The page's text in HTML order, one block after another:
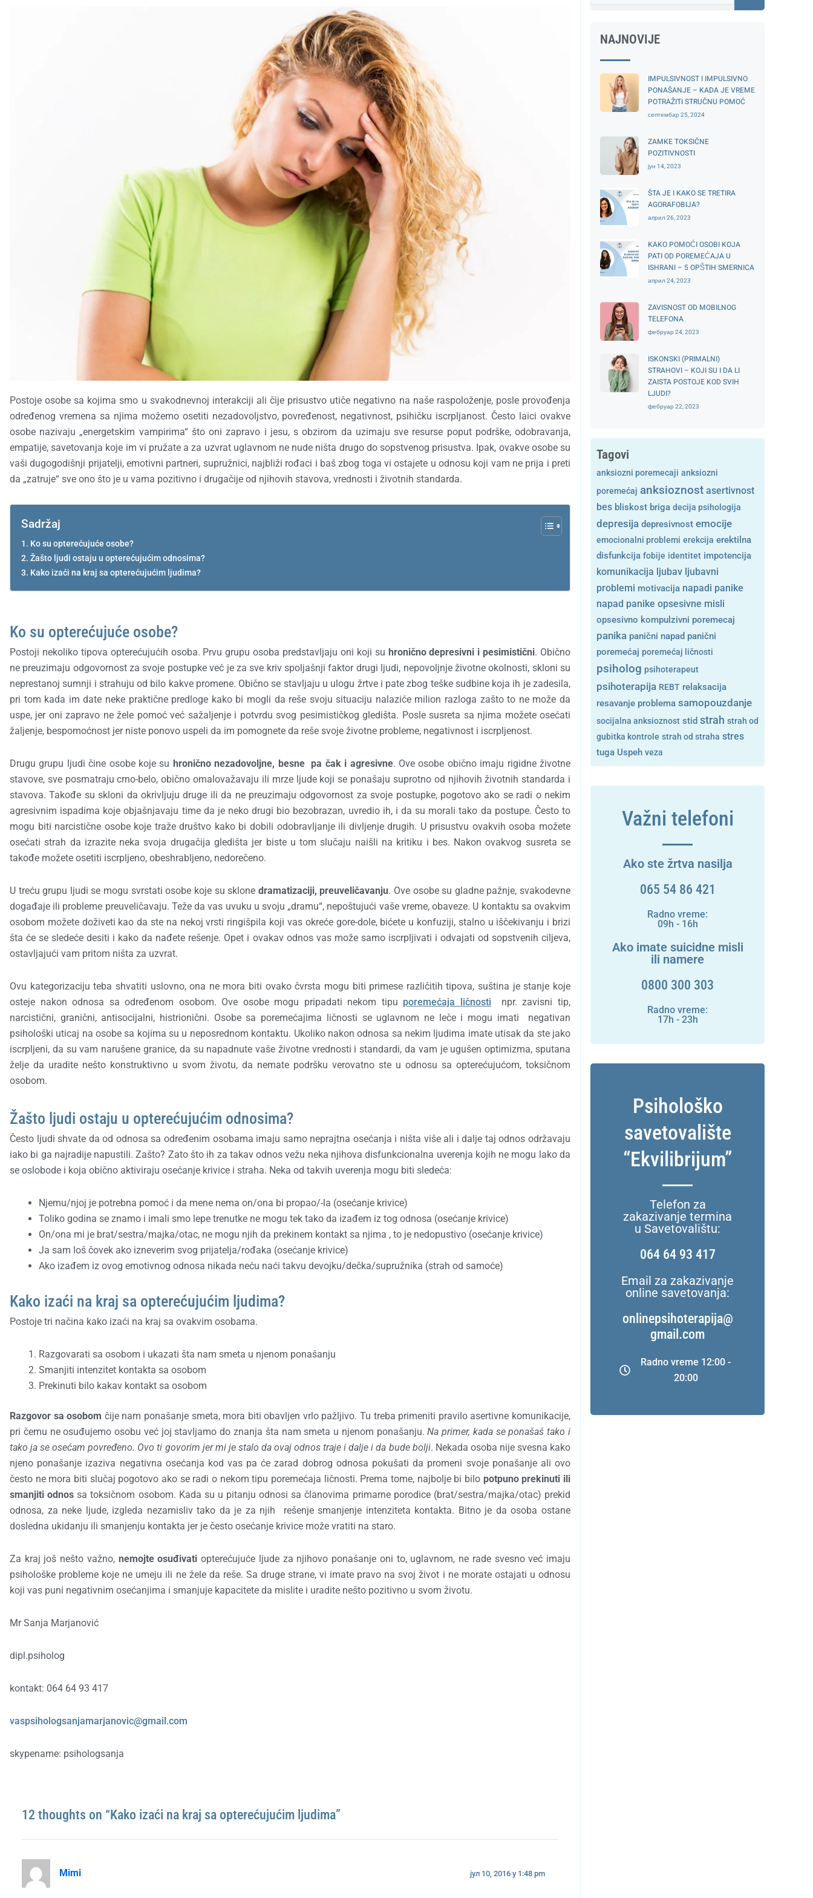
Postoje osobe sa kojima smo u svakodnevnoj interakciji ali čije prisustvo utiče negativno na naše raspoloženje, posle provođenja
određenog vremena sa njima možemo osetiti nezadovoljstvo, povređenost, negativnost, psihičku iscrpljanost. Često laici ovakve
osobe nazivaju „energetskim vampirima“ što oni zapravo i jesu, s obzirom da uzimaju sve resurse poput podrške, odobravanja,
empatije, savetovanja koje im vi pružate a za uzvrat uglavnom ne nude ništa drugo do sopstvenog prisustva. Ipak, ovakve osobe su
vaši dugogodišnji prijatelji, emotivni partneri, supružnici, najbliži rođaci i baš zbog toga vi ostajete u odnosu koji vam ne prija i preti
da „zatruje“ sve ono što je u vama pozitivno i drugačije od njihovih stavova, vrednosti i životnih standarda.
Sadržaj
Ko su opterećujuće osobe?
Žašto ljudi ostaju u opterećujućim odnosima?
Kako izaći na kraj sa opterećujućim ljudima?
Ko su opterećujuće osobe?
Postoji nekoliko tipova opterećujućih osoba. Prvu grupu osoba predstavljaju oni koji su hronično depresivni i pesimistični. Obično
ne preuzimaju odgovornost za svoje postupke već je za sve kriv spoljašnji faktor drugi ljudi, nepovoljnje životne okolnosti, skloni su
neprestanoj sumnji i strahuju od bilo kakve promene. Obično se stavljaju u ulogu žrtve i pate zbog teške sudbine koja ih je zadesila,
pri tom kada im date neke praktične predloge kako bi mogli da reše svoju situaciju nalaziće milion razloga zašto to ne može da
uspe, jer oni zapravo ne žele pomoć već sažaljenje i potvrdu svog pesimističkog gledišta. Posle susreta sa njima možete osećati
žaljenje, bespomoćnost jer niste ponovo uspeli da im pomognete da reše svoje životne probleme, negativnost i iscrpljenost.
Drugu grupu ljudi čine osobe koje su hronično nezadovoljne, besne pa čak i agresivne. Ove osobe obično imaju rigidne životne
stavove, sve posmatraju crno-belo, obično omalovažavaju ili mrze ljude koji se ponašaju suprotno od njihovih životnih standarda i
stavova. Takođe su skloni da okrivljuju druge ili da ne preuzimaju odgovornost za svoje postupke, pogotovo ako se radi o nekim
agresivnim ispadima koje objašnjavaju time da je neko drugi bio bezobrazan, uvredio ih, i da su morali tako da postupe. Često to
mogu biti narcistične osobe koje traže društvo kako bi dobili odobravljanje ili divljenje drugih. U prisustvu ovakvih osoba možete
osećati strah da izrazite neka svoja drugačija gledišta jer biste u tom slučaju naišli na kritiku i bes. Nakon ovakvog susreta se
takođe možete osetiti iscrpljeno, obeshrabljeno, nedorečeno.
U treću grupu ljudi se mogu svrstati osobe koje su sklone dramatizaciji, preuveličavanju. Ove osobe su gladne pažnje, svakodevne
događaje ili probleme preuveličavaju. Teže da vas uvuku u svoju „dramu“, nepoštujući vaše vreme, obaveze. U kontaktu sa ovakvim
osobom možete doživeti kao da ste na nekoj vrsti ringišpila koji vas okreće gore-dole, bićete u konfuziji, stalno u iščekivanju i brizi
šta će se sledeće desiti i kako da nađete rešenje. Opet i ovakav odnos vas može samo iscrpljivati i odvajati od sopstvenih ciljeva,
ostavljajući vam pritom ništa za uzvrat.
Ovu kategorizaciju teba shvatiti uslovno, ona ne mora biti ovako čvrsta mogu biti primese različitih tipova, suština je stanje koje
osteje nakon odnosa sa određenom osobom. Ove osobe mogu pripadati nekom tipu poremećaja ličnosti
npr. zavisni tip,
narcistični, granični, antisocijalni, histrionični. Osobe sa poremećajima ličnosti se uglavnom ne leče i mogu imati negativan
psihološki uticaj na osobe sa kojima su u neposrednom kontaktu. Ukoliko nakon odnosa sa nekim ljudima imate utisak da ste jako
iscrpljeni, da su vam narušene granice, da su napadnute vaše životne vrednosti i standardi, da vam je ugušen optimizma, sputana
želje da uradite nešto konstruktivno u svom životu, da nemate podršku verovatno ste u odnosu sa opterećujućom, toksičnom
osobom.
Žašto ljudi ostaju u opterećujućim odnosima?
Često ljudi shvate da od odnosa sa određenim osobama imaju samo neprajtna osećanja i ništa više ali i dalje taj odnos održavaju
iako bi ga najradije napustili. Zašto? Zato što ih za takav odnos vežu neka njihova disfunkcionalna uverenja kojih ne mogu lako da
se oslobode i koja obično aktiviraju osećanje krivice i straha. Neka od takvih uverenja mogu biti sledeća:
Njemu/njoj je potrebna pomoć i da mene nema on/ona bi propao/-la (osećanje krivice)
Toliko godina se znamo i imali smo lepe trenutke ne mogu tek tako da izađem iz tog odnosa (osećanje krivice)
On/ona mi je brat/sestra/majka/otac, ne mogu njih da prekinem kontakt sa njima , to je nedopustivo (osećanje krivice)
Ja sam loš čovek ako izneverim svog prijatelja/rođaka (osećanje krivice)
Ako izađem iz ovog emotivnog odnosa nikada neću naći takvu devojku/dečka/supružnika (strah od samoće)
Kako izaći na kraj sa opterećujućim ljudima?
Postoje tri načina kako izaći na kraj sa ovakvim osobama.
Razgovarati sa osobom i ukazati šta nam smeta u njenom ponašanju
Smanjiti intenzitet kontakta sa osobom
Prekinuti bilo kakav kontakt sa osobom
Razgovor sa osobom čije nam ponašanje smeta, mora biti obavljen vrlo pažljivo. Tu treba primeniti pravilo asertivne komunikacije,
pri čemu ne osuđujemo osobu već joj stavljamo do znanja šta nam smeta u njenom ponašanju.Na primer, kada se ponašaš tako i
tako ja se osećam povređeno. Ovo ti govorim jer mi je stalo da ovaj odnos traje i dalje i da bude bolji. Nekada osoba nije svesna kako
njeno ponašanje izaziva negativna osećanja kod vas pa će zarad dobrog odnosa pokušati da promeni svoje ponašanje ali ovo
često ne mora biti slučaj pogotovo ako se radi o nekom tipu poremećaja ličnosti. Prema tome, najbolje bi bilo potpuno prekinuti ili
smanjiti odnos sa toksičnom osobom. Kada su u pitanju odnosi sa članovima primarne porodice (brat/sestra/majka/otac) prekid
odnosa, za neke ljude, izgleda nezamisliv tako da je za njih rešenje smanjenje intenziteta kontakta. Bitno je da osoba ostane
dosledna ukidanju ili smanjenju kontakta jer je često osećanje krivice može vratiti na staro.
Za kraj još nešto važno, nemojte osuđivati opterećujuće ljude za njihovo ponašanje oni to, uglavnom, ne rade svesno već imaju
psihološke probleme koje ne umeju ili ne žele da reše. Sa druge strane, vi imate pravo na svoj život i ne morate ostajati u odnosu
koji vas puni negativnim osećanjima i smanjuje kapacitete da mislite i uradite nešto pozitivno u svom životu.
Mr Sanja Marjanović
dipl.psiholog
kontakt: 064 64 93 417
vaspsihologsanjamarjanovic@gmail.com
skypename: psihologsanja
12 thoughts on “Kako izaći na kraj sa opterećujućim ljudima”
Mimi јул 10, 2016 у 1:48 pm
NAJNOVIJE
IMPULSIVNOST I IMPULSIVNO
PONAŠANJE – KADA JE VREME
POTRAŽITI STRUČNU POMOĆ
септембар 25, 2024
ZAMKE TOKSIČNE
POZITIVNOSTI
јун 14, 2023
ŠTA JE I KAKO SE TRETIRA
AGORAFOBIJA?
април 26, 2023
KAKO POMOĆI OSOBI KOJA
PATI OD POREMEĆAJA U
ISHRANI – 5 OPŠTIH SMERNICA
април 24, 2023
ZAVISNOST OD MOBILNOG
TELEFONA
фебруар 24, 2023
ISKONSKI (PRIMALNI)
STRAHOVI – KOJI SU I DA LI
ZAISTA POSTOJE KOD SVIH
LJUDI?
фебруар 22, 2023
Tagovi
anksiozni poremecaji anksiozni
poremećaj anksioznost asertivnost
bes bliskost briga decija psihologija
depresija depresivnost emocije
emocionalni problemi erekcija erektilna
disfunkcija fobije identitet impotencija
komunikacija ljubav ljubavni
problemi motivacija napadi panike
napad panike opsesivne misli
opsesivno kompulzivni poremecaj
panika panični napad panični
poremećaj poremećaj ličnosti
psiholog psihoterapeut
psihoterapija REBT relaksacija
resavanje problema samopouzdanje
socijalna anksioznost stid strah strah od
gubitka kontrole strah od straha stres
tuga Uspeh veza
Važni telefoni
Ako ste žrtva nasilja
065 54 86 421
Radno vreme:
09h - 16h
Ako imate suicidne misli
ili namere
0800 300 303
Radno vreme:
17h - 23h
Psihološko
savetovalište
“Ekvilibrijum”
Telefon za
zakazivanje termina
u Savetovalištu:
064 64 93 417
Email za zakazivanje
online savetovanja:
onlinepsihoterapija@
gmail.com
Radno vreme 12:00 -
20:00